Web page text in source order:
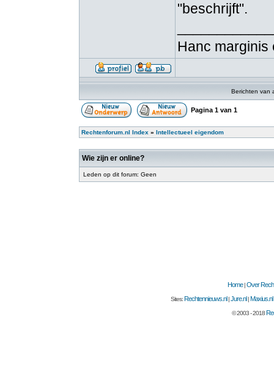
"beschrijft".
Hanc marginis
Berichten van
Pagina 1 van 1
Rechtenforum.nl Index » Intellectueel eigendom
Wie zijn er online?
Leden op dit forum: Geen
Home|Over
Sites:Rechtennieuws.nl |Jure.nl |Maxius.nl
© 2003 - 2018